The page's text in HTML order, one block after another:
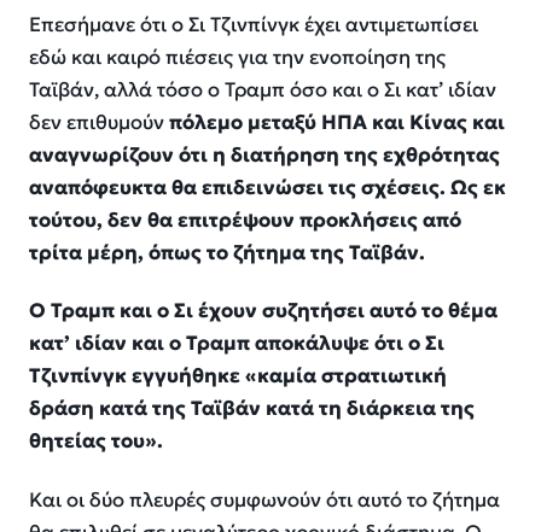
Επεσήμανε ότι ο Σι Τζινπίνγκ έχει αντιμετωπίσει
εδώ και καιρό πιέσεις για την ενοποίηση της
Ταϊβάν, αλλά τόσο ο Τραμπ όσο και ο Σι κατ’ ιδίαν
δεν επιθυμούνπόλεμο μεταξύ ΗΠΑ και Κίνας και
αναγνωρίζουν ότι η διατήρηση της εχθρότητας
αναπόφευκτα θα επιδεινώσει τις σχέσεις. Ως εκ
τούτου, δεν θα επιτρέψουν προκλήσεις από
τρίτα μέρη, όπως το ζήτημα της Ταϊβάν.
Ο Τραμπ και ο Σι έχουν συζητήσει αυτό το θέμα
κατ’ ιδίαν και ο Τραμπ αποκάλυψε ότι ο Σι
Τζινπίνγκ εγγυήθηκε «καμία στρατιωτική
δράση κατά της Ταϊβάν κατά τη διάρκεια της
θητείας του».
Και οι δύο πλευρές συμφωνούν ότι αυτό το ζήτημα